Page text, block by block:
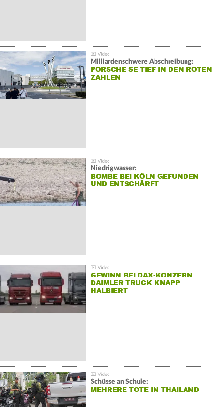
Milliardenschwere Abschreibung:
PORSCHE SE TIEF IN DEN ROTEN
ZAHLEN
Niedrigwasser:
BOMBE BEI KÖLN GEFUNDEN
UND ENTSCHÄRFT
GEWINN BEI DAX-KONZERN
DAIMLER TRUCK KNAPP
HALBIERT
Schüsse an Schule:
MEHRERE TOTE IN THAILAND